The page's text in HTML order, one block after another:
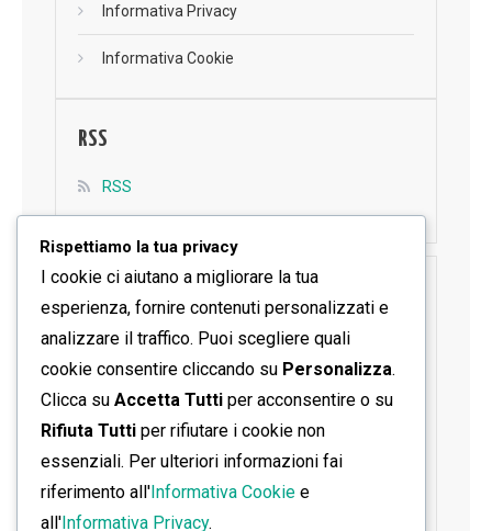
Informativa Privacy
Informativa Cookie
RSS
RSS
SEGUICI SU FACEBOOK
Rispettiamo la tua privacy
I cookie ci aiutano a migliorare la tua
esperienza, fornire contenuti personalizzati e
analizzare il traffico. Puoi scegliere quali
cookie consentire cliccando su Personalizza.
Clicca su Accetta Tutti per acconsentire o su
Rifiuta Tutti per rifiutare i cookie non
essenziali. Per ulteriori informazioni fai
riferimento all'Informativa Cookie e
all'Informativa Privacy.